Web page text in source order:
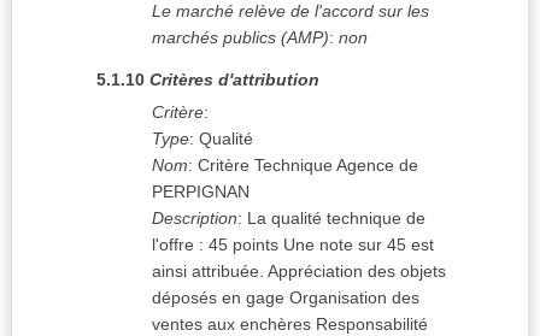
Le marché relève de l'accord sur les
marchés publics (AMP): non
5.1.10 Critères d'attribution
Critère:
Type: Qualité
Nom: Critère Technique Agence de
PERPIGNAN
Description: La qualité technique de
l'offre : 45 points Une note sur 45 est
ainsi attribuée. Appréciation des objets
déposés en gage Organisation des
ventes aux enchères Responsabilité